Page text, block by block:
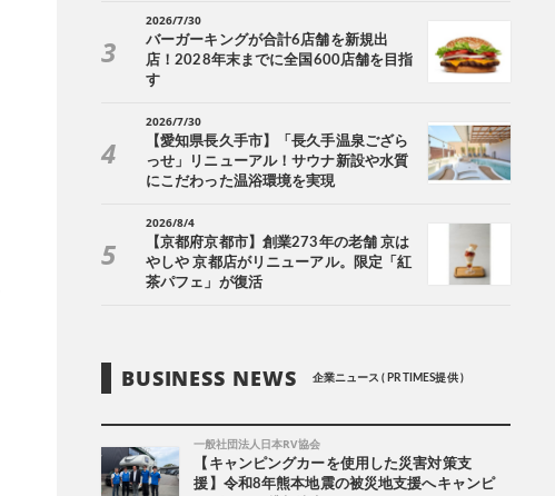
2026/7/30
バーガーキングが合計6店舗を新規出
店！2028年末までに全国600店舗を目指
す
2026/7/30
【愛知県長久手市】「長久手温泉ござら
っせ」リニューアル！サウナ新設や水質
にこだわった温浴環境を実現
2026/8/4
【京都府京都市】創業273年の老舗 京は
やしや 京都店がリニューアル。限定「紅
茶パフェ」が復活
BUSINESS NEWS 企業ニュース ( PR TIMES提供 )
一般社団法人日本RV協会
【キャンピングカーを使用した災害対策支
援】令和8年熊本地震の被災地支援へキャンピ